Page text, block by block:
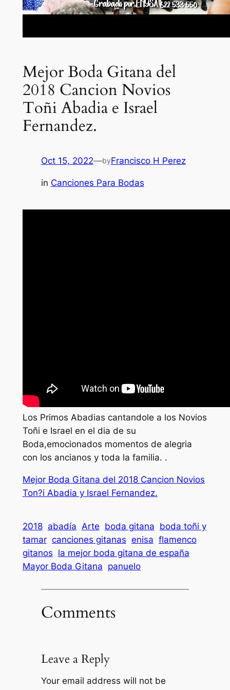
Mejor Boda Gitana del
2018 Cancion Novios
Toñi Abadia e Israel
Fernandez.
Oct 15, 2022—byFrancisco H Perez
in Canciones Para Bodas
Los Primos Abadias cantandole a los Novios
Toñi e Israel en el dia de su
Boda,emocionados momentos de alegria
con los ancianos y toda la familia. .
Mejor Boda Gitana del 2018 Cancion Novios
Ton?i Abadia y Israel Fernandez.
2018 abadía Arte boda gitana boda toñi y
tamar canciones gitanas enisa flamenco
gitanos la mejor boda gitana de españa
Mayor Boda Gitana panuelo
Comments
Leave a Reply
Your email address will not be